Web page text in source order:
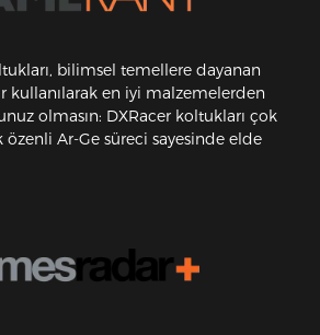
bilimsel temellere dayanan
kullanılarak en iyi malzemelerden
olmasın: DXRacer koltukları çok
özenli Ar-Ge süreci sayesinde elde